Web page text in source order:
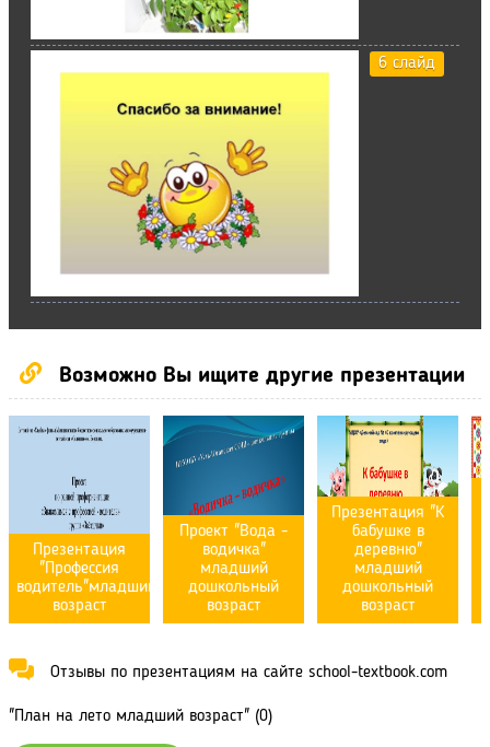
6 слайд
Возможно Вы ищите другие презентации
Презентация
"Профессия
водитель"младший
возраст
Проект "Вода -
водичка"
младший
дошкольный
возраст
Презентация "К
бабушке в
деревню"
младший
дошкольный
возраст
Отзывы по презентациям на сайте school-textbook.com
"План на лето младший возраст" (0)